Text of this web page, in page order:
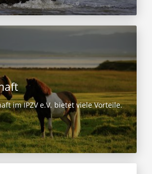
im IPZV e.V. bietet viele Vorteile.